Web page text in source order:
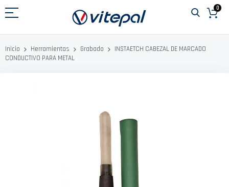
al
0
Inicio Herramientas Grabado
INSTAETCH CABEZAL DE MARCADO
CONDUCTIVO PARA METAL